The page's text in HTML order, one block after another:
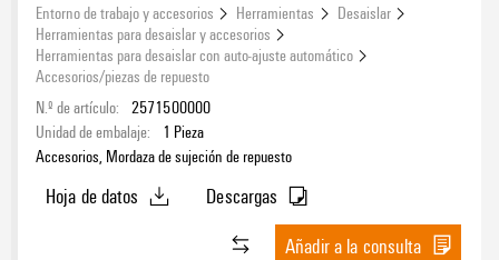
Entorno de trabajo y accesorios Herramientas
Desaislar
Herramientas para desaislar y accesorios
Herramientas para desaislar con auto-ajuste automático
Accesorios/piezas de repuesto
N.º de artículo: 2571500000
Unidad de embalaje:
1 Pieza
Accesorios, Mordaza de sujeción de repuesto
Hoja de datos
Descargas
Añadir a la consulta